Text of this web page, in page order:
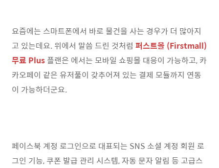
요즘에는 스마트폰에서 바로 물건을 사는 경우가 더 많아지
고 있는데요. 위에서 말씀 드린 것처럼 퍼스트몰 (Firstmall)
무료 Plus플랜은 에서는 모바일 쇼핑몰 대응이 가능하고, 카
카오페이 같은 유저풀이 갖추어져 있는 결제 모듈까지 연동
이 가능하더군요.
페이스북 계정 로그인으로 대표되는 SNS 소셜 계정 회원 로
그인 기능, 쿠폰 발급 관리 시스템, 자동 문자 알림 등 고급스